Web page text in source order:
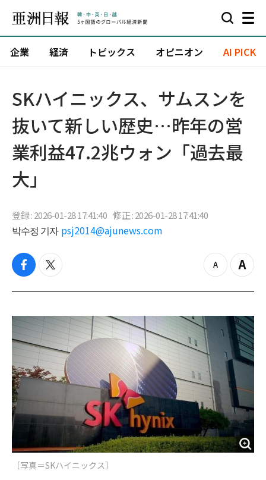
企業 経済 トピックス オピニオン AI PICK
SKハイニックス、サムスンを
抜いて新しい歴史…昨年の営
業利益47.2兆ウォン「過去最
大」
登録 : 2026-01-28 17:41:40 修正 : 2026-01-28 17:41:40
박수정 기자 psj2014@ajunews.com
f
c
b
o
k
t
i
t
e
z
o
o
Z
o
i
n
［写真＝SKハイニックス］